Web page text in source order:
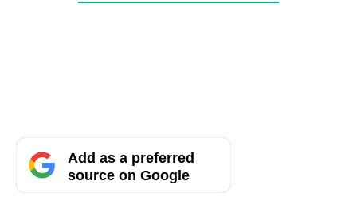
Add as a preferred
source on Google